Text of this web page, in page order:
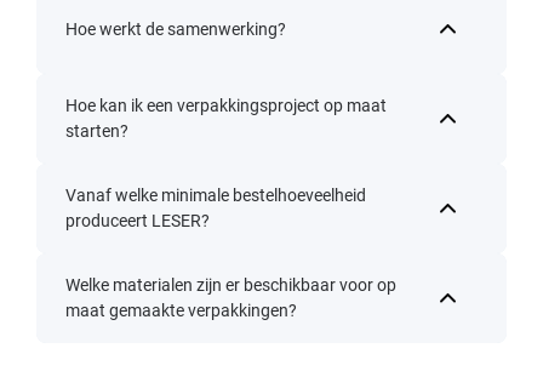
Hoe werkt de samenwerking?
Hoe kan ik een verpakkingsproject op maat
starten?
Vanaf welke minimale bestelhoeveelheid
produceert LESER?
Welke materialen zijn er beschikbaar voor op
maat gemaakte verpakkingen?